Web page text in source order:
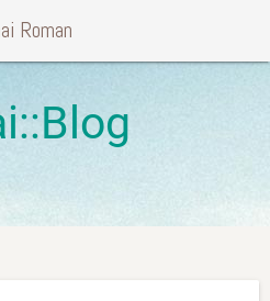
Roman